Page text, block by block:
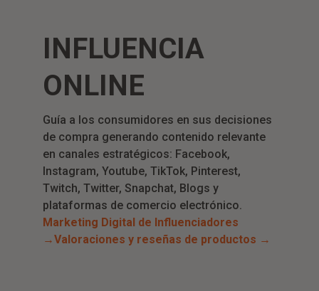
INFLUENCIA
ONLINE
Guía a los consumidores en sus decisiones
de compra generando contenido relevante
en canales estratégicos: Facebook,
Instagram, Youtube, TikTok, Pinterest,
Twitch, Twitter, Snapchat, Blogs y
plataformas de comercio electrónico.
Marketing Digital de Influenciadores
→Valoraciones y reseñas de productos →